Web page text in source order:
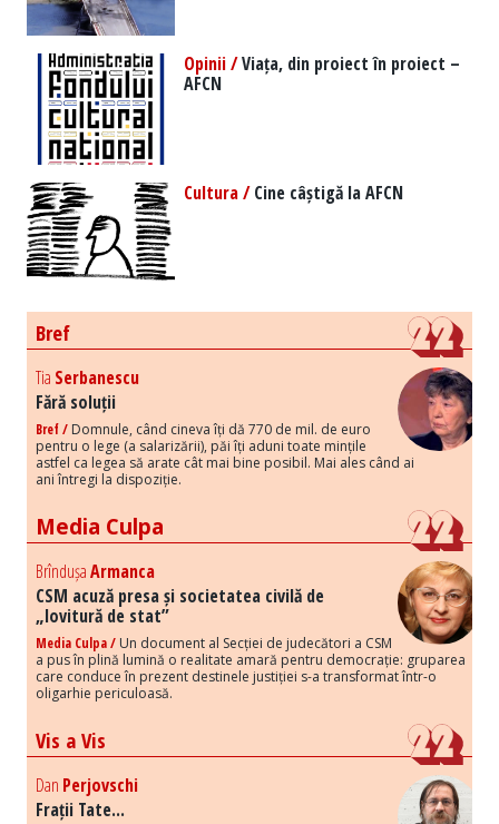
Opinii /Viața, din proiect în proiect –
AFCN
Cultura /Cine câștigă la AFCN
Bref
Tia Serbanescu
Fără soluții
Bref / Domnule, când cineva îți dă 770 de mil. de euro
pentru o lege (a salarizării), păi îți aduni toate mințile
astfel ca legea să arate cât mai bine posibil. Mai ales când ai
ani întregi la dispoziție.
Media Culpa
BrîndușaArmanca
CSM acuză presa și societatea civilă de
„lovitură de stat”
Media Culpa / Un document al Secției de judecători a CSM
a pus în plină lumină o realitate amară pentru democrație: gruparea
care conduce în prezent destinele justiției s-a transformat într-o
oligarhie periculoasă.
Vis a Vis
Dan Perjovschi
Frații Tate...